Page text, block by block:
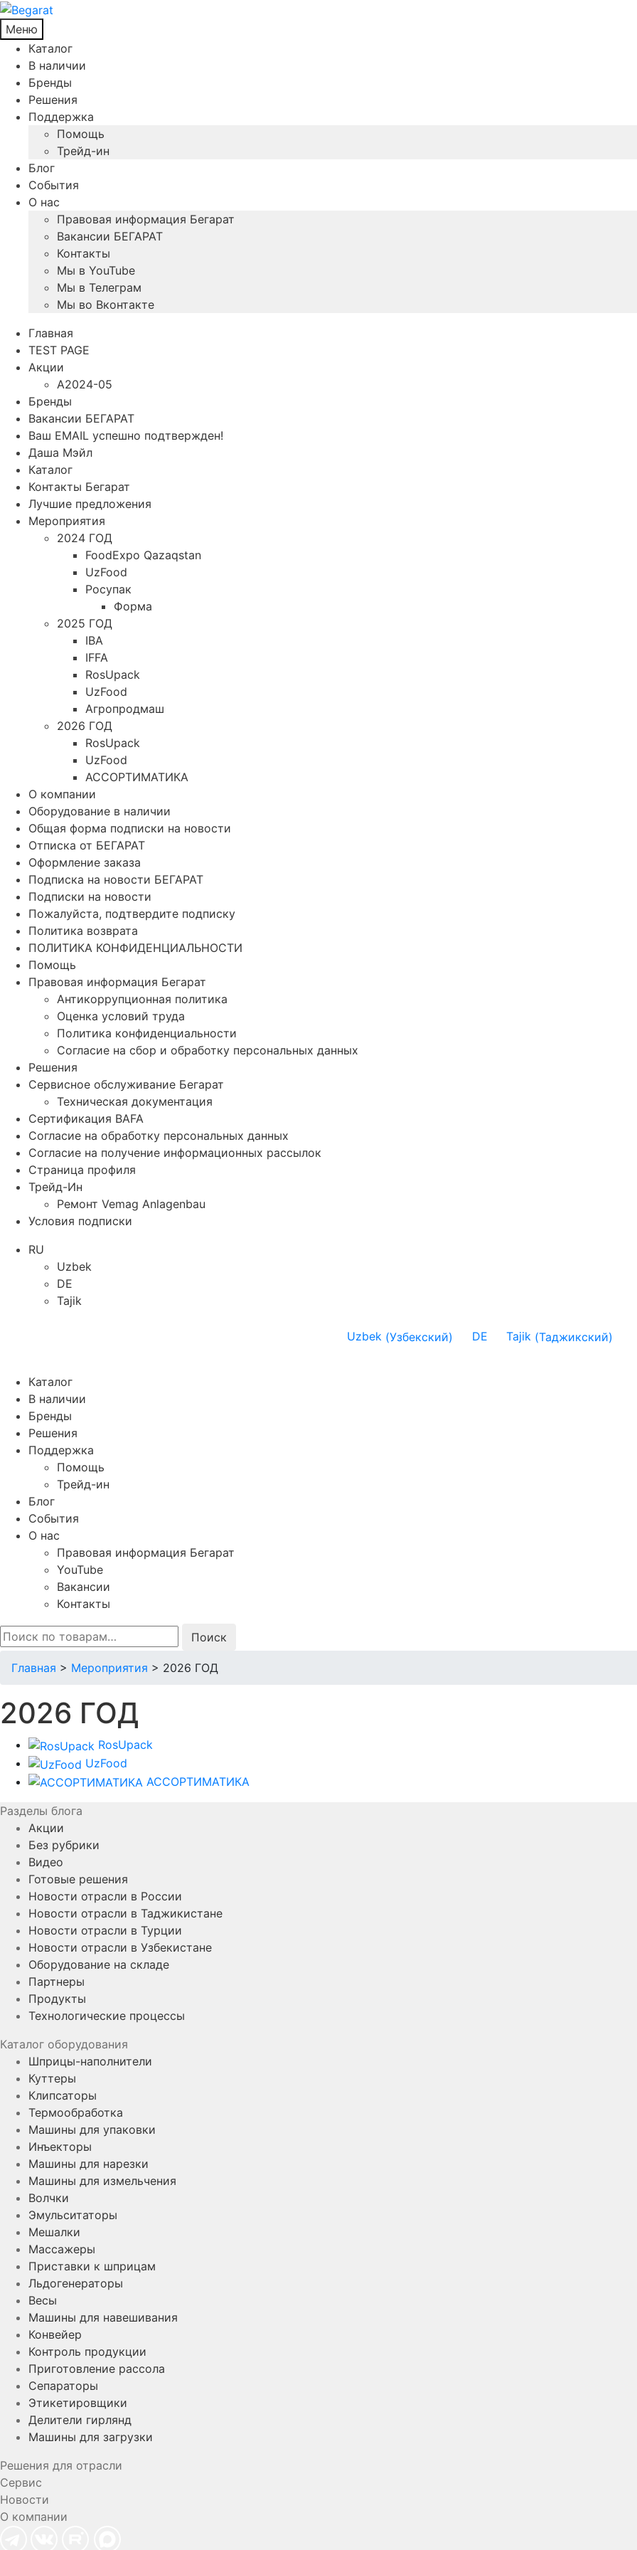
Меню
Каталог
В наличии
Бренды
Решения
Поддержка
Помощь
Трейд-ин
Блог
События
О нас
Правовая информация Бегарат
Вакансии БЕГАРАТ
Контакты
Мы в YouTube
Мы в Телеграм
Мы во Вконтакте
Главная
TEST PAGE
Акции
A2024-05
Бренды
Вакансии БЕГАРАТ
Ваш EMAIL успешно подтвержден!
Даша Мэйл
Каталог
Контакты Бегарат
Лучшие предложения
Мероприятия
2024 ГОД
FoodExpo Qazaqstan
UzFood
Росупак
Форма
2025 ГОД
IBA
IFFA
RosUpack
UzFood
Агропродмаш
2026 ГОД
RosUpack
UzFood
АССОРТИМАТИКА
О компании
Оборудование в наличии
Общая форма подписки на новости
Отписка от БЕГАРАТ
Оформление заказа
Подписка на новости БЕГАРАТ
Подписки на новости
Пожалуйста, подтвердите подписку
Политика возврата
ПОЛИТИКА КОНФИДЕНЦИАЛЬНОСТИ
Помощь
Правовая информация Бегарат
Антикоррупционная политика
Оценка условий труда
Политика конфиденциальности
Согласие на сбор и обработку персональных данных
Решения
Сервисное обслуживание Бегарат
Техническая документация
Сертификация BAFA
Согласие на обработку персональных данных
Согласие на получение информационных рассылок
Страница профиля
Трейд-Ин
Ремонт Vemag Anlagenbau
Условия подписки
RU
Uzbek
DE
Tajik
Uzbek (Узбекский) DE Tajik (Таджикский)
Каталог
В наличии
Бренды
Решения
Поддержка
Помощь
Трейд-ин
Блог
События
О нас
Правовая информация Бегарат
YouTube
Вакансии
Контакты
Искать:
Главная > Мероприятия > 2026 ГОД
2026 ГОД
RosUpack
UzFood
АССОРТИМАТИКА
Разделы блога
Акции
Без рубрики
Видео
Готовые решения
Новости отрасли в России
Новости отрасли в Таджикистане
Новости отрасли в Турции
Новости отрасли в Узбекистане
Оборудование на складе
Партнеры
Продукты
Технологические процессы
Каталог оборудования
Шприцы-наполнители
Куттеры
Клипсаторы
Термообработка
Машины для упаковки
Инъекторы
Машины для нарезки
Машины для измельчения
Волчки
Эмульситаторы
Мешалки
Массажеры
Приставки к шприцам
Льдогенераторы
Весы
Машины для навешивания
Конвейер
Контроль продукции
Приготовление рассола
Сепараторы
Этикетировщики
Делители гирлянд
Машины для загрузки
Решения для отрасли
Сервис
Новости
О компании